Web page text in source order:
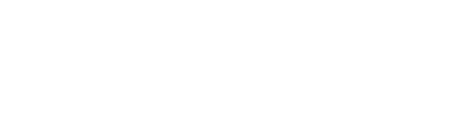
modu librean kontatzea da gure eginkizuna. Horretarako zure ekarpena